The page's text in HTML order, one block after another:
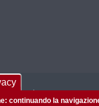
riservati
continuando la